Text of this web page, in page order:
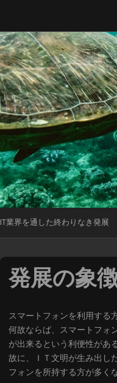
IT業界を通した終わりなき発展
発展の象
スマートフォンを利用する
何故ならば、スマートフォ
が出来るという利便性があ
故に、ＩＴ文明が生み出し
フォンを所持する方が多く